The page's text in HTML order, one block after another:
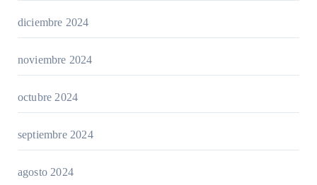
diciembre 2024
noviembre 2024
octubre 2024
septiembre 2024
agosto 2024